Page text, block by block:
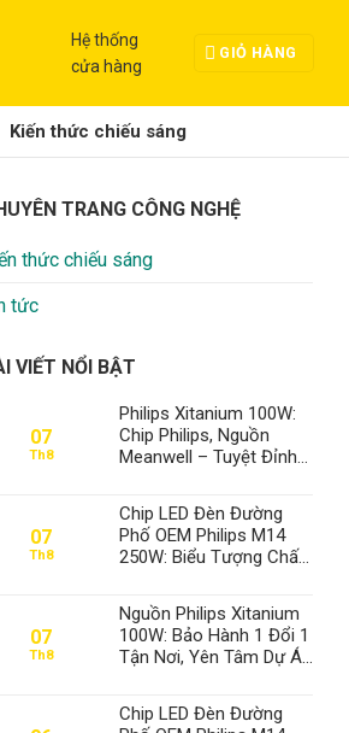
Hệ thống
cửa hàng
GIỎ HÀNG
Kiến thức chiếu sáng
TRANG CÔNG NGHỆ
thức chiếu sáng
tức
VIẾT NỔI BẬT
07
Th8
Philips Xitanium 100W:
Chip Philips, Nguồn
Meanwell – Tuyệt Đỉnh
07
Th8
Chip LED Đèn Đường
Phố OEM Philips M14
250W: Biểu Tượng Chất
Thế Số 1 Của Thành Đạt
LED
07
Th8
Nguồn Philips Xitanium
100W: Bảo Hành 1 Đổi 1
Tận Nơi, Yên Tâm Dự Án
Chip LED Đèn Đường